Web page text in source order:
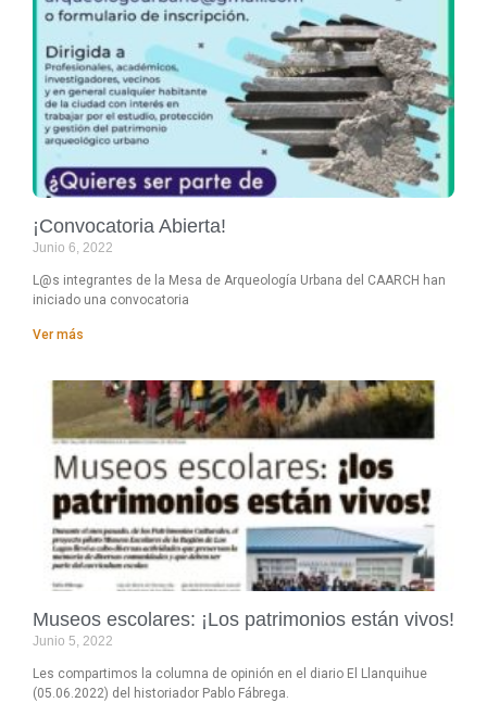
¡Convocatoria Abierta!
Junio 6, 2022
L@s integrantes de la Mesa de Arqueología Urbana del CAARCH han
iniciado una convocatoria
Ver más
Museos escolares: ¡Los patrimonios están vivos!
Junio 5, 2022
Les compartimos la columna de opinión en el diario El Llanquihue
(05.06.2022) del historiador Pablo Fábrega.